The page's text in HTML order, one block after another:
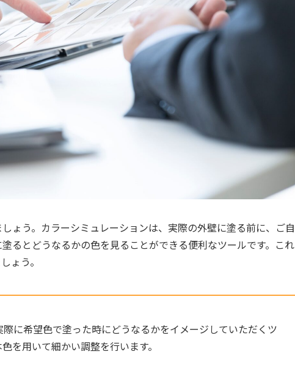
ょう。カラーシミュレーションは、実際の外壁に塗る前に、ご自
るとどうなるかの色を見ることができる便利なツールです。これ
ょう。
に希望色で塗った時にどうなるかをイメージしていただくツ
を用いて細かい調整を行います。